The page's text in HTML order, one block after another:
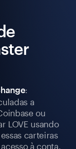
:
a
ou
LOVE usando
carteiras
à conta.